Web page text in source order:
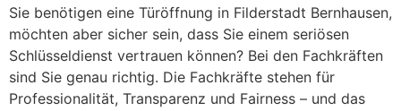
Sie benötigen eine Türöffnung in Filderstadt Bernhausen,
möchten aber sicher sein, dass Sie einem seriösen
Schlüsseldienst vertrauen können? Bei den Fachkräften
sind Sie genau richtig. Die Fachkräfte stehen für
Professionalität, Transparenz und Fairness – und das